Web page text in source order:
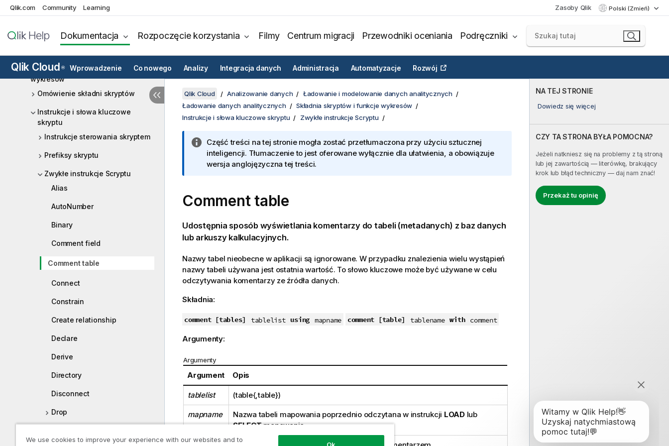
Qlik.com Community Learning Zasoby Qlik Polski (Zmień)
Dokumentacja Rozpoczęcie korzystania Filmy Centrum migracji Przewodniki oceniania Podręczniki
Qlik Cloud ® Wprowadzenie Co nowego Analizy Integracja danych Administracja Automatyzacje Rozwój
Źródła analityczne w Qlik Cloud
Składnia skryptów i funkcje
wykresów
Omówienie składni skryptów
Instrukcje i słowa kluczowe
skryptu
Instrukcje sterowania skryptem
Prefiksy skryptu
Zwykłe instrukcje Scryptu
Alias
AutoNumber
Binary
Comment field
Comment table
Connect
Constrain
Create relationship
Declare
Derive
Directory
Disconnect
Drop
NA TEJ STRONIE
Dowiedz się więcej
CZY TA STRONA BYŁA POMOCNA?
Jeżeli natkniesz się na problemy z tą stroną
lub jej zawartością — literówkę, brakujący
krok lub błąd techniczny — daj nam znać!
Przekaż tu opinię
Qlik Cloud Analizowanie danych
Ładowanie i modelowanie danych analitycznych
Ładowanie danych analitycznych
Składnia skryptów i funkcje wykresów
Instrukcje i słowa kluczowe skryptu
Zwykłe instrukcje Scryptu
Część treści na tej stronie mogła zostać przetłumaczona przy użyciu sztucznej
inteligencji. Tłumaczenie to jest oferowane wyłącznie dla ułatwienia, a obowiązuje
wersja anglojęzyczna tej treści.
Comment table
Udostępnia sposób wyświetlania komentarzy do tabeli (metadanych) z baz danych
lub arkuszy kalkulacyjnych.
Nazwy tabel nieobecne w aplikacji są ignorowane. W przypadku znalezienia wielu wystąpień
nazwy tabeli używana jest ostatnia wartość. To słowo kluczowe może być używane w celu
odczytywania komentarzy ze źródła danych.
Składnia:
comment [tables] tablelist using mapname comment [table] tablename with comment
Argumenty:
Argumenty
Argument Opis
tablelist (table{,table})
mapname Nazwa tabeli mapowania poprzednio odczytana w instrukcji LOADlub
SELECTmapowania.
We use cookies to improve your experience with our websites and to